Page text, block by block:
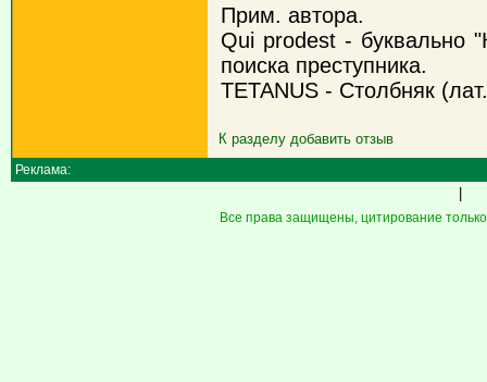
Прим. автора.
Qui prodest - буквально
поиска преступника.
TETANUS - Столбняк
К разделу добавить отзыв
Реклама:
Все права защищены, цитирование